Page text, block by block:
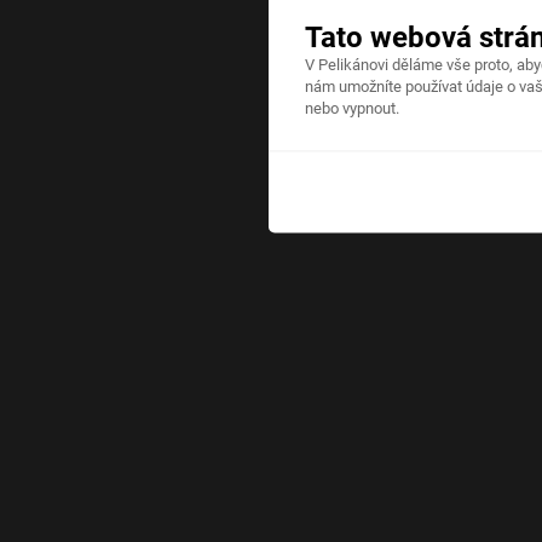
Tato webová
V Pelikánovi děláme vše proto,
nám umožníte používat údaje o
nebo vypnout.